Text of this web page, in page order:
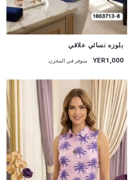
بلوزه نسائي علاقي
YER1,000 متوفر في المخزن